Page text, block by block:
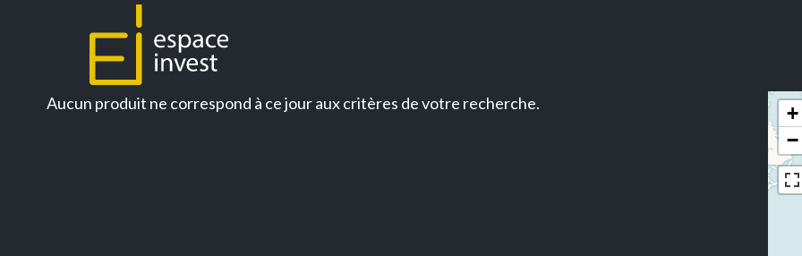
Aucun produit ne correspond à ce jour aux critères de votre recherche.
+
−